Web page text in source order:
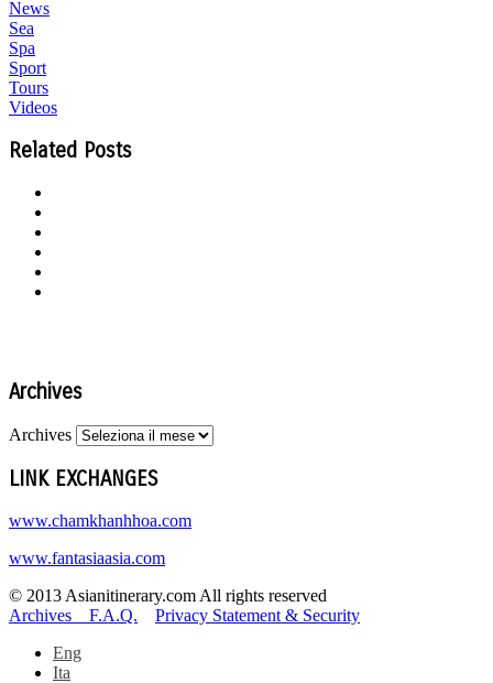
News
Sea
Spa
Sport
Tours
Videos
Related Posts
Archives
Archives
LINK EXCHANGES
www.chamkhanhhoa.com
www.fantasiaasia.com
© 2013 Asianitinerary.com All rights reserved
Archives F.A.Q.
Privacy Statement & Security
Eng
Ita